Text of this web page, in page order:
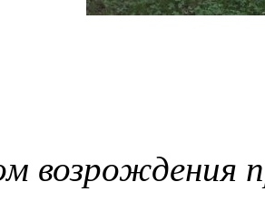
возрождения